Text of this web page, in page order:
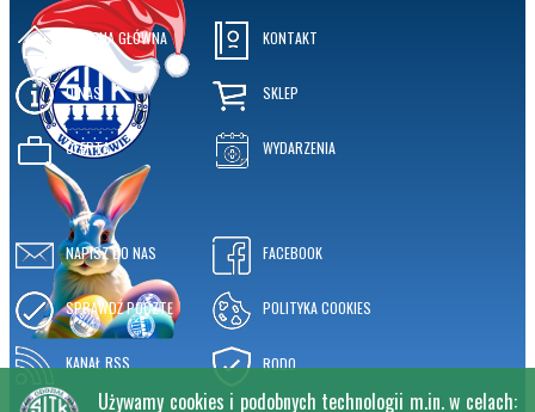
STRONA GŁÓWNA
O NAS
OFERTA
KONTAKT
SKLEP
WYDARZENIA
NAPISZ DO NAS
SPRAWDŹ POCZTĘ
KANAŁ RSS
FACEBOOK
POLITYKA COOKIES
RODO
Używamy cookies i podobnych technologii m.in. w celach: